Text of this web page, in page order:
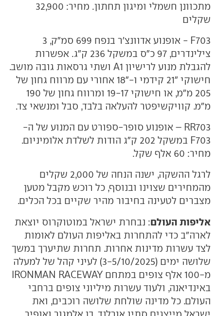
מתכוונן חשמלי ומיגון תחתון. מחיר: 32,900
שקלים
F703 - אופנוע אדוונצ'ר בנפח 699 סמ"ק, 3
צילינדרים, 97 כ"ס במשקל 236 ק"ג. אפשרות
להגבלת מנוע לרישיון A1 ושתי גרסאות גובה מושב.
חישוקי "21 קידמי ו-"18 אחורי עם מרווח גחון של
205 מ"מ, או חישוקי 19-17 ומרווח גחון של 190
מ"מ. קוויקשיפטר להעלאה בלבד, סבל ומנשאי צד.
RR703 – אופנוע סופר-ספורט עם המנוע של ה-
F703 במשקל 202 ק"ג הודות לשלדת אלומיניום.
מחיר: 60 אלף שקל.
לרגל ההשקה, ישנה הנחה של 2,000 שקלים
מהמחירים שצוינו ובנוסף, כל רוכש מקבל מטען
מצברים לטעינה בחיבור מהיר שקיים בכל הכלים.
אליפות העולם: נבחרת ישראל במוטוקרוס יוצאת
לארה"ב כדי להתחרות באליפות העולם לאומות
לצד עשרות מדינות אחרות. תחרות שתיערך במשך
שלושה ימים (3-5/10/2025) לעיני קהל של למעלה
מ-100 אלף צופים במתחם IRONMAN RACEWAY
באינדיאנה, ולעוד עשרות מיליוני צופים ברחבי
העולם. כל מדינה שולחת שלושה רוכבים, ואת